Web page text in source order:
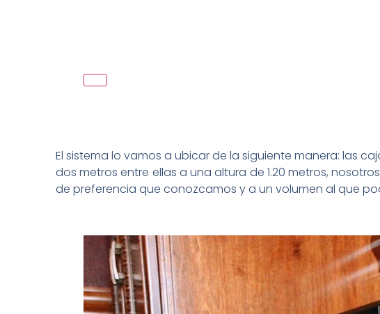
El sistema lo vamos a ubicar de la siguiente manera: las
dos metros entre ellas a una altura de 1.20 metros,
de preferencia que conozcamos y a un volumen al que